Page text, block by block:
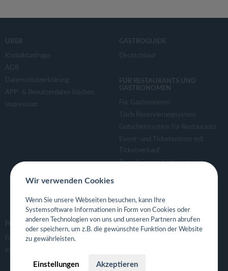
ÜBER
Kontaktanfrage
AGB
Datenschutzerklärung
APP- & Benutzerdaten löschen
Impressum
GASTROGUIDE
Deutschland
FÜR RESTAURANTS UND
GASTRONOMEN
Für Gastronomen
Tisch Reservierungsystem
Gutscheinsystem für Restaurants
Event- und Ticketsystem mit
Ticketverkauf
Bestellsystem Lieferung und
Eigene App für Restaurant
FOLGE UNS
Facebook
Instagram
Wir verwenden Cookies
Wenn Sie unsere Webseiten besuchen, kann Ihre
Systemsoftware Informationen in Form von Cookies oder
anderen Technologien von uns und unseren Partnern abrufen
oder speichern, um z.B. die gewünschte Funktion der Website
zu gewährleisten.
Einstellungen Akzeptieren